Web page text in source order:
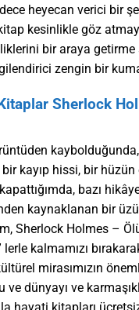
heyecan verici bir
kesinlikle göz
bir araya
zengin bir
Sherlock
kayıp hissi, bir
bazı
kaynaklanan bir
Sherlock Holmes –
lerle kalmamızı
mirasımızın
dünyayı ve
hayati kitapları